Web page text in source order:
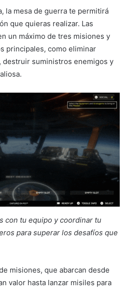
la mesa de guerra te permitirá
que quieras realizar. Las
un máximo de tres misiones y
principales, como eliminar
destruir suministros enemigos y
con tu equipo y coordinar tu
para superar los desafíos que
misiones, que abarcan desde
valor hasta lanzar misiles para